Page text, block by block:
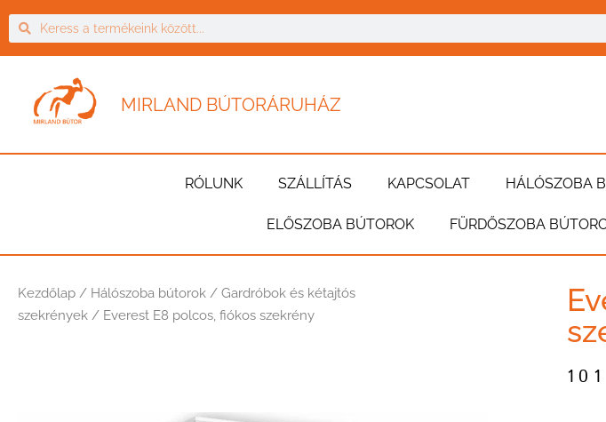
MIRLAND BÚTORÁRUHÁZ
RÓLUNK SZÁLLÍTÁS KAPCSOLAT HÁLÓSZOBA
ELŐSZOBA BÚTOROK FÜRDŐSZOBA
Kezdőlap / Hálószoba bútorok / Gardróbok és kétajtós
szekrények / Everest E8 polcos, fiókos szekrény